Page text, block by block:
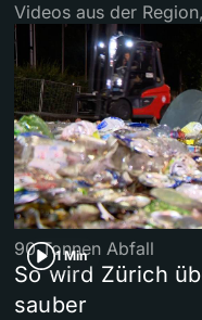
Videos aus der
1 Min
90 Tonnen Abfall
So wird Zürich
sauber